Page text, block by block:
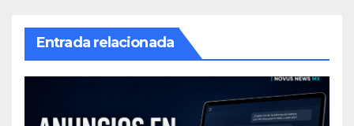
Entrada relacionada